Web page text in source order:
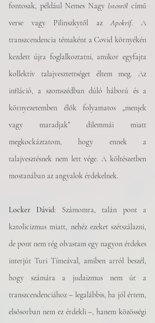
fontosak, például Nemes Nagy Istenről című
verse vagy Pilinszkytől az Apokrif. A
transzcendencia témaként a Covid környékén
kezdett újra foglalkoztatni, amikor egyfajta
kollektív talajvesztettséget éltem meg. Az
infláció, a szomszédban dúló háború és a
környezetemben élők folyamatos „menjek
vagy maradjak” dilemmái miatt
megkockáztatom, hogy ennek a
talajvesztésnek nem lett vége. A költészetben
mostanában az angyalok érdekelnek.
Locker Dávid: Számomra, talán pont a
katolicizmus miatt, nehéz ezeket szétszálazni,
de pont nem rég olvastam egy nagyon érdekes
interjút Turi Tímeával, amiben arról beszél,
hogy számára a judaizmus nem út a
transzcendenciához – legalábbis, ha jól értem,
elsősorban nem ez érdekli –, hanem közösségi